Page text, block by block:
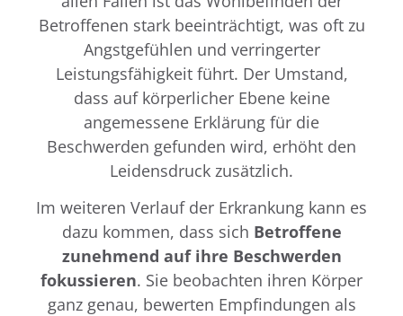
Betroffenen stark beeinträchtigt, was oft zu
Angstgefühlen und verringerter
Leistungsfähigkeit führt. Der Umstand,
dass auf körperlicher Ebene keine
angemessene Erklärung für die
Beschwerden gefunden wird, erhöht den
Leidensdruck zusätzlich.
Im weiteren Verlauf der Erkrankung kann es
dazu kommen, dass sich Betroffene
zunehmend auf ihre Beschwerden
fokussieren. Sie beobachten ihren Körper
ganz genau, bewerten Empfindungen als